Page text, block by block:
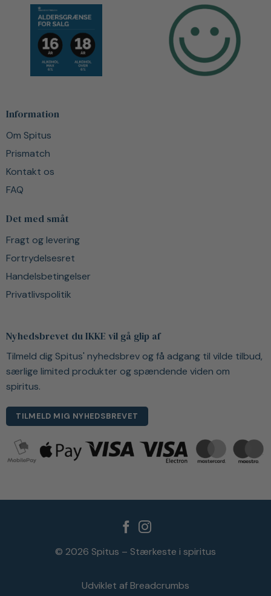
Information
Om Spitus
Prismatch
Kontakt os
FAQ
Det med småt
Fragt og levering
Fortrydelsesret
Handelsbetingelser
Privatlivspolitik
Nyhedsbrevet du IKKE vil gå glip af
Tilmeld dig Spitus' nyhedsbrev og få adgang til vilde tilbud,
særlige limited produkter og spændende viden om
spiritus.
TILMELD MIG NYHEDSBREVET
© 2026 Spitus – Stærkeste i spiritus
Udviklet af Breadcrumbs